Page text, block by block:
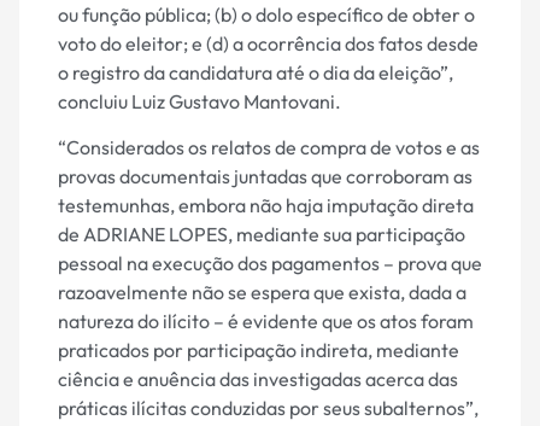
ou função pública; (b) o dolo específico de obter o
voto do eleitor; e (d) a ocorrência dos fatos desde
o registro da candidatura até o dia da eleição”,
concluiu Luiz Gustavo Mantovani.
“Considerados os relatos de compra de votos e as
provas documentais juntadas que corroboram as
testemunhas, embora não haja imputação direta
de ADRIANE LOPES, mediante sua participação
pessoal na execução dos pagamentos – prova que
razoavelmente não se espera que exista, dada a
natureza do ilícito – é evidente que os atos foram
praticados por participação indireta, mediante
ciência e anuência das investigadas acerca das
práticas ilícitas conduzidas por seus subalternos”,